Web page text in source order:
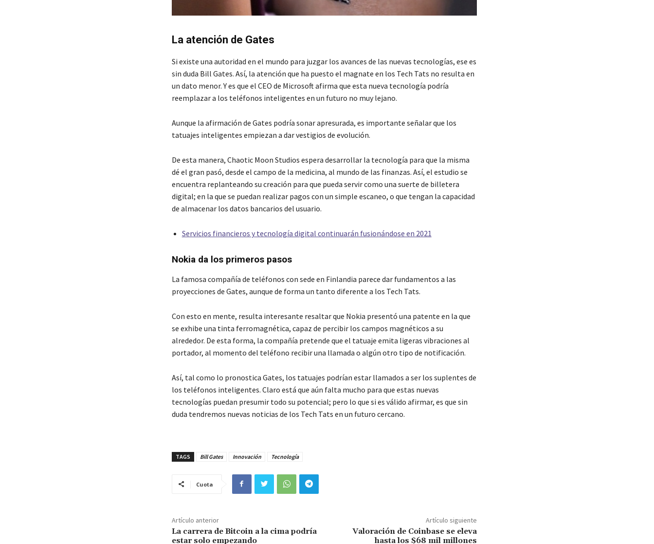
La atención de Gates
Si existe una autoridad en el mundo para juzgar los avances de las nuevas tecnologías, ese es
sin duda Bill Gates. Así, la atención que ha puesto el magnate en los Tech Tats no resulta en
un dato menor. Y es que el CEO de Microsoft afirma que esta nueva tecnología podría
reemplazar a los teléfonos inteligentes en un futuro no muy lejano.
Aunque la afirmación de Gates podría sonar apresurada, es importante señalar que los
tatuajes inteligentes empiezan a dar vestigios de evolución.
De esta manera, Chaotic Moon Studios espera desarrollar la tecnología para que la misma
dé el gran pasó, desde el campo de la medicina, al mundo de las finanzas. Así, el estudio se
encuentra replanteando su creación para que pueda servir como una suerte de billetera
digital; en la que se puedan realizar pagos con un simple escaneo, o que tengan la capacidad
de almacenar los datos bancarios del usuario.
Servicios financieros y tecnología digital continuarán fusionándose en 2021
Nokia da los primeros pasos
La famosa compañía de teléfonos con sede en Finlandia parece dar fundamentos a las
proyecciones de Gates, aunque de forma un tanto diferente a los Tech Tats.
Con esto en mente, resulta interesante resaltar que Nokia presentó una patente en la que
se exhibe una tinta ferromagnética, capaz de percibir los campos magnéticos a su
alrededor. De esta forma, la compañía pretende que el tatuaje emita ligeras vibraciones al
portador, al momento del teléfono recibir una llamada o algún otro tipo de notificación.
Así, tal como lo pronostica Gates, los tatuajes podrían estar llamados a ser los suplentes de
los teléfonos inteligentes. Claro está que aún falta mucho para que estas nuevas
tecnologías puedan presumir todo su potencial; pero lo que si es válido afirmar, es que sin
duda tendremos nuevas noticias de los Tech Tats en un futuro cercano.
TAGS Bill Gates Innovación Tecnología
Cuota
Artículo anterior
La carrera de Bitcoin a la cima podría
estar solo empezando
Artículo siguiente
Valoración de Coinbase se eleva
hasta los $68 mil millones